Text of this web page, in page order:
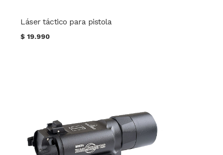
Láser táctico para pistola
$19.990